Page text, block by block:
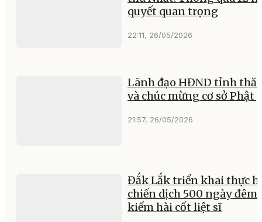
quyết quan trọng
22:11, 26/05/2026
Lãnh đạo HĐND tỉnh
và chúc mừng cơ sở Phật
21:57, 26/05/2026
Đắk Lắk triển khai thực
chiến dịch 500 ngày đêm
kiếm hài cốt liệt sĩ